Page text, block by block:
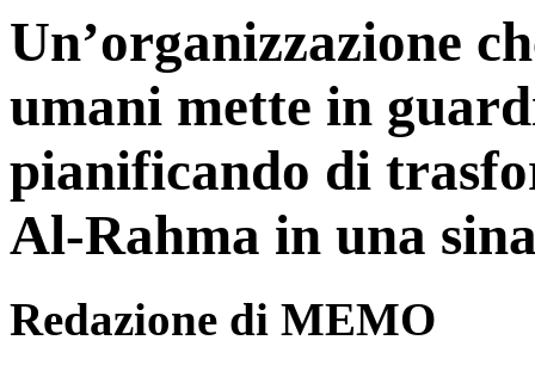
Un’organizzazione
umani mette in
pianificando di
Al-Rahma in una
Redazione di MEMO